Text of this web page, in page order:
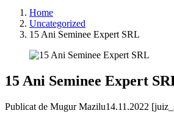
Home
Uncategorized
15 Ani Seminee Expert SRL
15 Ani Seminee Expert
Publicat de Mugur Mazilu14.11.2022